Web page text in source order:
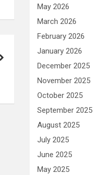
May 2026
March 2026
February 2026
January 2026
December 2025
November 2025
October 2025
September 2025
August 2025
July 2025
June 2025
May 2025